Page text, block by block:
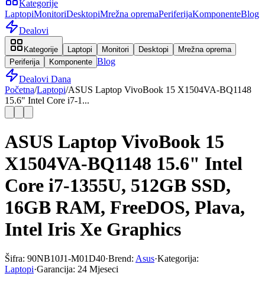
Kategorije
LaptopiMonitoriDesktopiMrežna opremaPeriferijaKomponenteBlog
Dealovi
Kategorije Laptopi Monitori Desktopi
Mrežna oprema
Periferija
Komponente Blog
Dealovi Dana
Početna/Laptopi/ASUS Laptop VivoBook 15 X1504VA-BQ1148
15.6" Intel Core i7-1...
ASUS Laptop VivoBook 15
X1504VA-BQ1148 15.6" Intel
Core i7-1355U, 512GB SSD,
16GB RAM, FreeDOS, Plava,
Intel Iris Xe Graphics
Šifra: 90NB10J1-M01D40·Brend: Asus·Kategorija:
Laptopi·Garancija: 24 Mjeseci